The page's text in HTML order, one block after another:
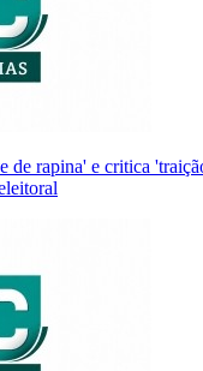
de rapina' e critica